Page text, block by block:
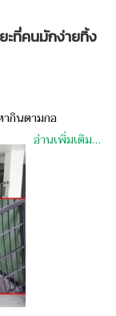
ะที่คนมักง่ายทิ้ง
กินตามกอ
อ่านเพิ่มเติม…